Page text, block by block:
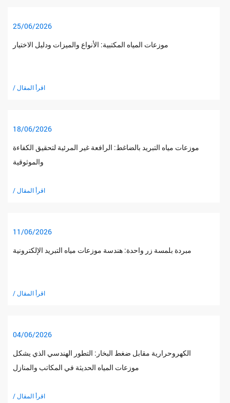
25/06/2026
موزعات المياه المكتبية: الأنواع والميزات ودليل الاختيار
/ اقرأ المقال
18/06/2026
موزعات مياه التبريد بالضاغط: الرافعة غير المرئية لتحقيق الكفاءة
والموثوقية
/ اقرأ المقال
11/06/2026
مبردة بلمسة زر واحدة: هندسة موزعات مياه التبريد الإلكترونية
/ اقرأ المقال
04/06/2026
الكهروحرارية مقابل ضغط البخار: التطور الهندسي الذي يشكل
موزعات المياه الحديثة في المكاتب والمنازل
/ اقرأ المقال